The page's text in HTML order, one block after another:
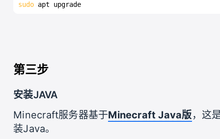
sudo apt upgrade
第三步
安装JAVA
Minecraft服务器基于Minecraft Java版，这
装Java。